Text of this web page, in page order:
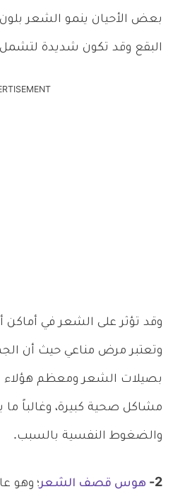
بعض الأحيان ينمو الشعر
البقع وقد تكون شديدة
وقد تؤثر على الشعر في أماكن
وتعتبر مرض مناعي حيث أن
بصيلات الشعر ومعظم هؤلاء
مشاكل صحية كبيرة، وغالباً ما
والضغوط النفسية بالسبب.
2- هوس قصف الشعر؛ وهو